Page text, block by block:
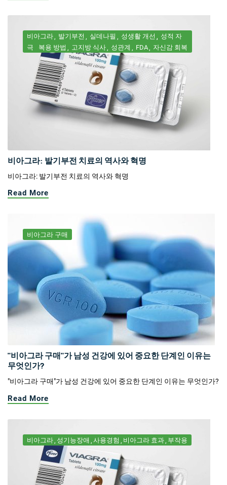
비아그라 발기부전 실데나필 성생활 개선
성적 자
극
복용 방법 고지방 식사 성관계 FDA 자신감 회복
비아그라: 발기부전 치료의 역사와 혁명
비아그라: 발기부전 치료의 역사와 혁명
Read More
비아그라 구매
"비아그라 구매"가 남성 건강에 있어 중요한 단계인 이유는
무엇인가?
"비아그라 구매"가 남성 건강에 있어 중요한 단계인 이유는 무엇인가?
Read More
비아그라 성기능장애 사용경험 비아그라 효과 부작용